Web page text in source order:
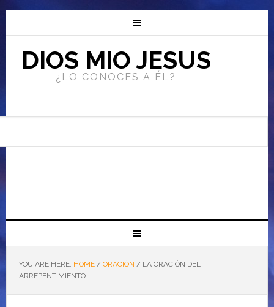
DIOS MIO JESUS
¿LO CONOCES A ÉL?
YOU ARE HERE: HOME / ORACIÓN /LA ORACIÓN DEL
ARREPENTIMIENTO